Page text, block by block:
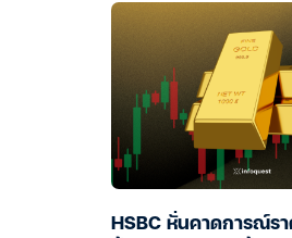
HSBC หั่นคาดการณ์ร